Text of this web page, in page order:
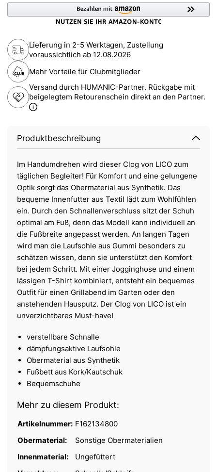
Lieferung in 2-5 Werktagen, Zustellung
voraussichtlich ab 12.08.2026
Mehr Vorteile für Clubmitglieder
Versand durch HUMANIC-Partner. Rückgabe mit
beigelegtem Retourenschein direkt an den Partner.
Produktbeschreibung
Im Handumdrehen wird dieser Clog von LICO zum
täglichen Begleiter! Für Komfort und eine gelungene
Optik sorgt das Obermaterial aus Synthetik. Das
bequeme Innenfutter aus Textil lädt zum Wohlfühlen
ein. Durch den Schnallenverschluss sitzt der Schuh
optimal am Fuß, denn das Modell kann individuell an
die Fußbreite angepasst werden. An langen Tagen
wird man die Laufsohle aus Gummi besonders zu
schätzen wissen, denn sie unterstützt den Komfort
bei jedem Schritt. Mit einer Jogginghose und einem
lässigen T-Shirt kombiniert, entsteht ein bequemes
Outfit für einen Grillabend im Garten oder den
anstehenden Hausputz. Der Clog von LICO ist ein
unverzichtbares Must-have!
verstellbare Schnalle
dämpfungsaktive Laufsohle
Obermaterial aus Synthetik
Fußbett aus Kork/Kautschuk
Bequemschuhe
Mehr zu diesem Produkt:
Artikelnummer: F162134800
Obermaterial:
Sonstige Obermaterialien
Innenmaterial:
Ungefüttert